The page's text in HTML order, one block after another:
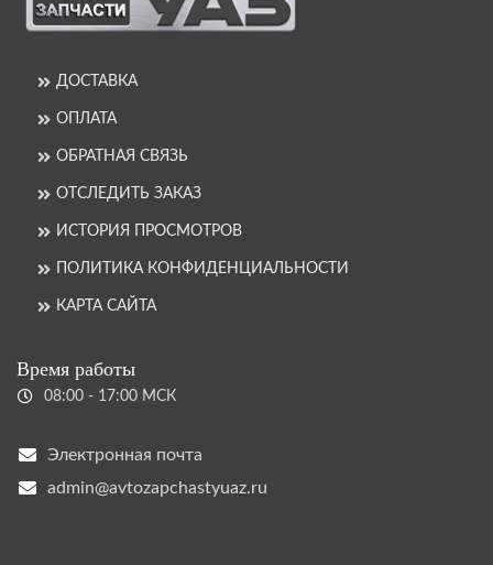
ДОСТАВКА
ОПЛАТА
ОБРАТНАЯ СВЯЗЬ
ОТСЛЕДИТЬ ЗАКАЗ
ИСТОРИЯ ПРОСМОТРОВ
ПОЛИТИКА КОНФИДЕНЦИАЛЬНОСТИ
КАРТА САЙТА
Время работы
08:00 - 17:00 МСК
Электронная почта
admin@avtozapchastyuaz.ru